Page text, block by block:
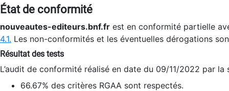
État de conformité
nouveautes-editeurs.bnf.fr est en conformité partielle
4.1. Les non-conformités et les éventuelles dérogations
Résultat des tests
L’audit de conformité réalisé en date du 09/11/2022 par
66.67% des critères RGAA sont respectés.